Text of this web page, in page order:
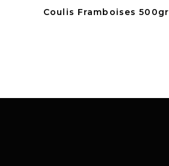
Coulis Framboises 500gr